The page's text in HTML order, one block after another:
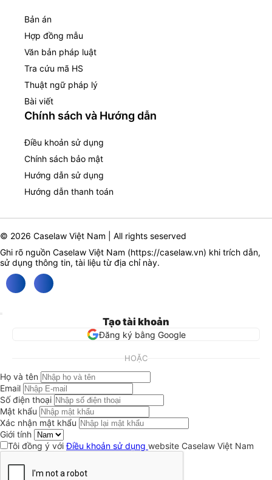
Bản án
Hợp đồng mẫu
Văn bản pháp luật
Tra cứu mã HS
Thuật ngữ pháp lý
Bài viết
Chính sách và Hướng dẫn
Điều khoản sử dụng
Chính sách bảo mật
Hướng dẫn sử dụng
Hướng dẫn thanh toán
© 2026 Caselaw Việt Nam | All rights seserved
Ghi rõ nguồn Caselaw Việt Nam (https://caselaw.vn) khi trích dẫn,
sử dụng thông tin, tài liệu từ địa chỉ này.
Tạo tài khoản
Đăng ký bằng Google
HOẶC
Họ và tên
Email
Số điện thoại
Mật khẩu
Xác nhận mật khẩu
Giới tính
Tôi đồng ý vớiĐiều khoản sử dụng website Caselaw Việt Nam